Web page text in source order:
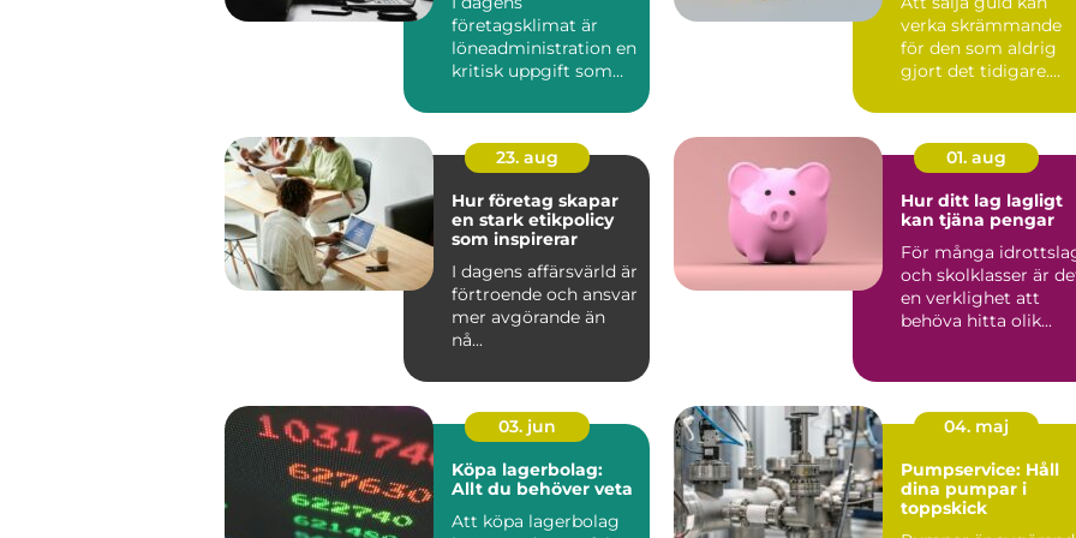
företagsklimat är
löneadministration en
kritisk uppgift som
verka skrämmande
för den som aldrig
gjort det tidigare.
23. aug
Hur företag skapar
en stark etikpolicy
som inspirerar
I dagens affärsvärld är
förtroende och ansvar
mer avgörande än
nå...
01. aug
Hur ditt lag lagligt
kan tjäna pengar
För många
och skolklasser är
en verklighet att
behöva hitta olik...
03. jun
Köpa lagerbolag:
Allt du behöver veta
Att köpa lagerbolag
04. maj
Pumpservice: Håll
dina pumpar i
toppskick